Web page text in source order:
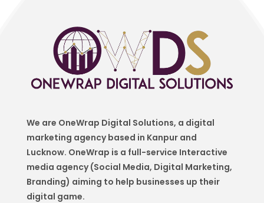
We are OneWrap Digital Solutions, a digital
marketing agency based in Kanpur and
Lucknow. OneWrap is a full-service Interactive
media agency (Social Media, Digital Marketing,
Branding) aiming to help businesses up their
digital game.